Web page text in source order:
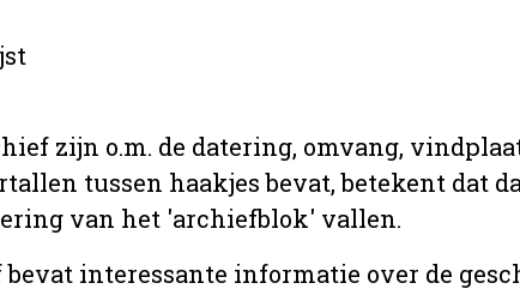
zijn o.m. de datering, omvang,
tussen haakjes bevat, betekent dat
van het 'archiefblok' vallen.
interessante informatie over de